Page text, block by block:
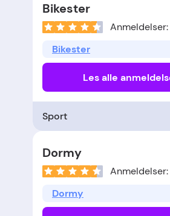
Bikester
Bikester
Les alle
Sport
Dormy
Dormy